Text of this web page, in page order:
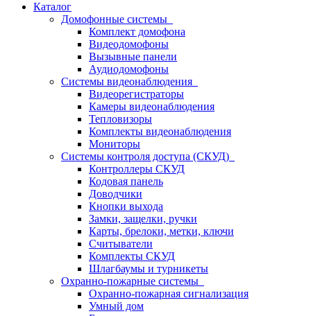
Каталог
Домофонные системы
Комплект домофона
Видеодомофоны
Вызывные панели
Аудиодомофоны
Системы видеонаблюдения
Видеорегистраторы
Камеры видеонаблюдения
Тепловизоры
Комплекты видеонаблюдения
Мониторы
Системы контроля доступа (СКУД)
Контроллеры СКУД
Кодовая панель
Доводчики
Кнопки выхода
Замки, защелки, ручки
Карты, брелоки, метки, ключи
Считыватели
Комплекты СКУД
Шлагбаумы и турникеты
Охранно-пожарные системы
Охранно-пожарная сигнализация
Умный дом